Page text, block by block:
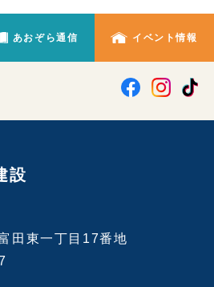
あおぞら通信 イベント情報
設
田東一丁目17番地